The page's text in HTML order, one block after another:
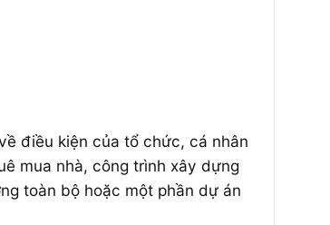
điều kiện của tổ chức, cá nhân
mua nhà, công trình xây dựng
toàn bộ hoặc một phần dự án